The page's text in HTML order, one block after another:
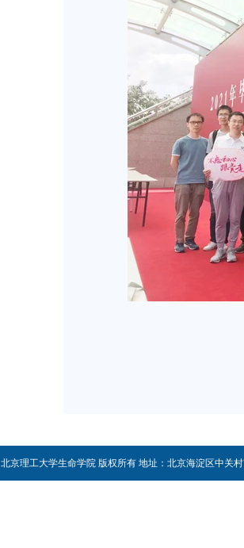
北京理工大学生命学院 版权所有 地址：北京海淀区中关